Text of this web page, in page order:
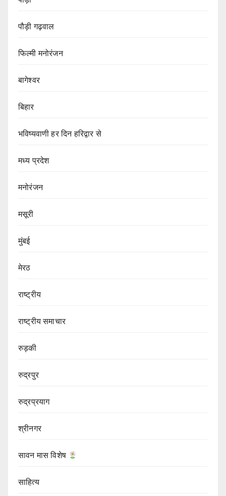
पौड़ी गढ़वाल
फिल्मी मनोरंजन
बागेश्वर
बिहार
भविष्यवाणी हर दिन हरिद्वार से
मध्य प्रदेश
मनोरंजन
मसूरी
मुंबई
मेरठ
राष्ट्रीय
राष्ट्रीय समाचार
रुड़की
रुद्रपुर
रुद्रप्रयाग
श्रीनगर
सावन मास विशेष
साहित्य